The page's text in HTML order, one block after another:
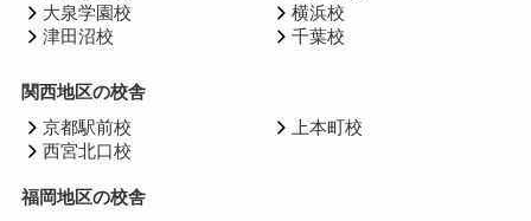
大泉学園校
津田沼校
横浜校
千葉校
関西地区の校舎
京都駅前校
西宮北口校
上本町校
福岡地区の校舎